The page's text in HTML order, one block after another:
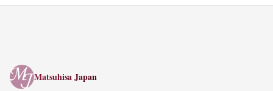
Matsuhisa Japan
Matsuhisa Japan